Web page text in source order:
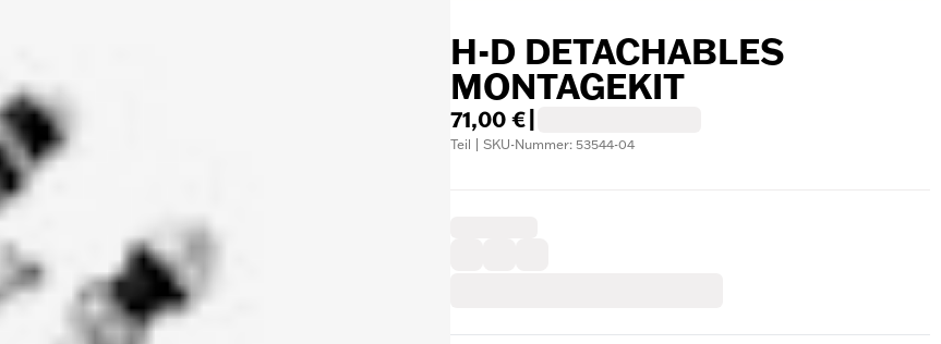
H-D DETACHABLES
MONTAGEKIT
71,00 €
Teil | SKU-Nummer: 53544-04